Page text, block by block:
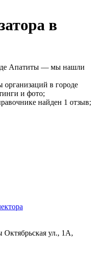
в
Апатиты — мы нашли
организаций в городе
и фото;
найден 1 отзыв;
Октябрьская ул., 1А,